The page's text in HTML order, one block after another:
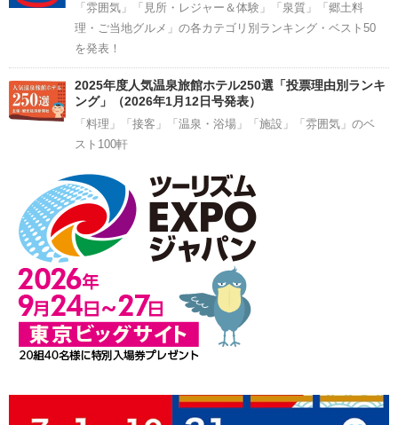
「雰囲気」「見所・レジャー＆体験」「泉質」「郷土料
理・ご当地グルメ」の各カテゴリ別ランキング・ベスト50
を発表！
2025年度人気温泉旅館ホテル250選「投票理由別ランキ
ング」（2026年1月12日号発表）
「料理」「接客」「温泉・浴場」「施設」「雰囲気」のベ
スト100軒